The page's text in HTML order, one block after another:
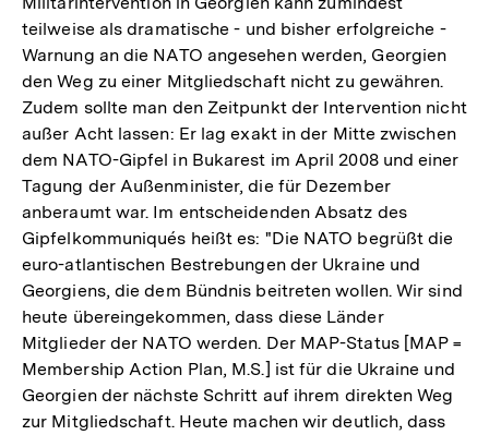
teilweise als dramatische - und bisher erfolgreiche -
Warnung an die NATO angesehen werden, Georgien
den Weg zu einer Mitgliedschaft nicht zu gewähren.
Zudem sollte man den Zeitpunkt der Intervention nicht
außer Acht lassen: Er lag exakt in der Mitte zwischen
dem NATO-Gipfel in Bukarest im April 2008 und einer
Tagung der Außenminister, die für Dezember
anberaumt war. Im entscheidenden Absatz des
Gipfelkommuniqués heißt es: "Die NATO begrüßt die
euro-atlantischen Bestrebungen der Ukraine und
Georgiens, die dem Bündnis beitreten wollen. Wir sind
heute übereingekommen, dass diese Länder
Mitglieder der NATO werden. Der MAP-Status [MAP =
Membership Action Plan, M.S.] ist für die Ukraine und
Georgien der nächste Schritt auf ihrem direkten Weg
zur Mitgliedschaft. Heute machen wir deutlich, dass